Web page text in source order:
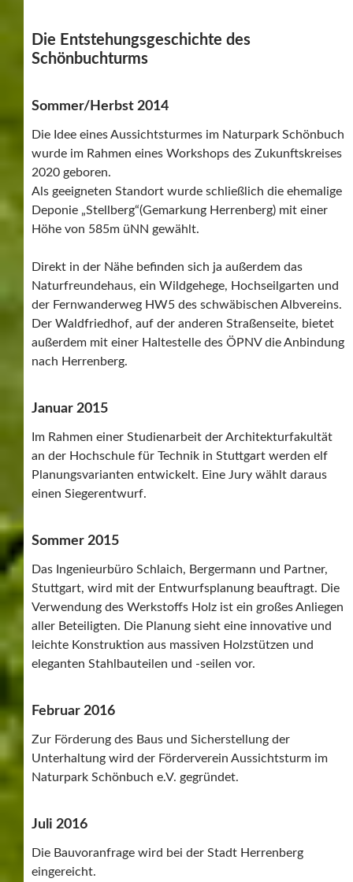
Die Entstehungsgeschichte des
Schönbuchturms
Sommer/Herbst 2014
Die Idee eines Aussichtsturmes im Naturpark Schönbuch
wurde im Rahmen eines Workshops des Zukunftskreises
2020 geboren.
Als geeigneten Standort wurde schließlich die ehemalige
Deponie „Stellberg“(Gemarkung Herrenberg) mit einer
Höhe von 585m üNN gewählt.
Direkt in der Nähe befinden sich ja außerdem das
Naturfreundehaus, ein Wildgehege, Hochseilgarten und
der Fernwanderweg HW5 des schwäbischen Albvereins.
Der Waldfriedhof, auf der anderen Straßenseite, bietet
außerdem mit einer Haltestelle des ÖPNV die Anbindung
nach Herrenberg.
Januar 2015
Im Rahmen einer Studienarbeit der Architekturfakultät
an der Hochschule für Technik in Stuttgart werden elf
Planungsvarianten entwickelt. Eine Jury wählt daraus
einen Siegerentwurf.
Sommer 2015
Das Ingenieurbüro Schlaich, Bergermann und Partner,
Stuttgart, wird mit der Entwurfsplanung beauftragt. Die
Verwendung des Werkstoffs Holz ist ein großes Anliegen
aller Beteiligten. Die Planung sieht eine innovative und
leichte Konstruktion aus massiven Holzstützen und
eleganten Stahlbauteilen und -seilen vor.
Februar 2016
Zur Förderung des Baus und Sicherstellung der
Unterhaltung wird der Förderverein Aussichtsturm im
Naturpark Schönbuch e.V. gegründet.
Juli 2016
Die Bauvoranfrage wird bei der Stadt Herrenberg
eingereicht.